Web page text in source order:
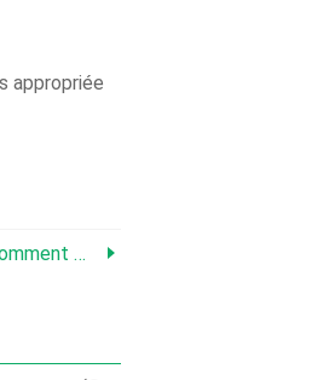
appropriée
De Pêcher